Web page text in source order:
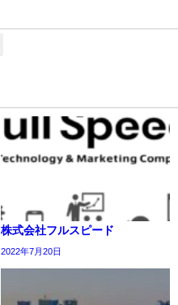
株式会社フルスピード
2022年7月20日